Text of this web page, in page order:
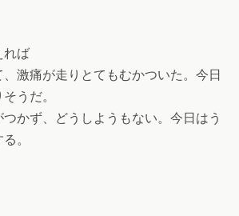
れば
、激痛が走りとてもむかついた。今日
うだ。
つかず、どうしようもない。今日はう
。